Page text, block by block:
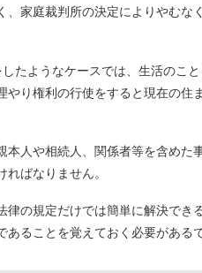
、家庭裁判所の決定によりやむな
たようなケースでは、生活のこ
やり権利の行使をすると現在の住
人や相続人、関係者等を含めた
ばなりません。
の規定だけでは簡単に解決でき
ることを覚えておく必要がある